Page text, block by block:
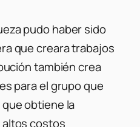
pudo haber sido
que creara trabajos
también crea
para el grupo que
obtiene la
altos costos